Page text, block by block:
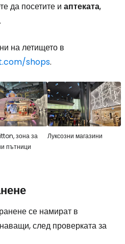
да посетите и аптеката,
на летището в
shops.
зона за
пътници
Луксозни магазини
се намират в
след проверката за